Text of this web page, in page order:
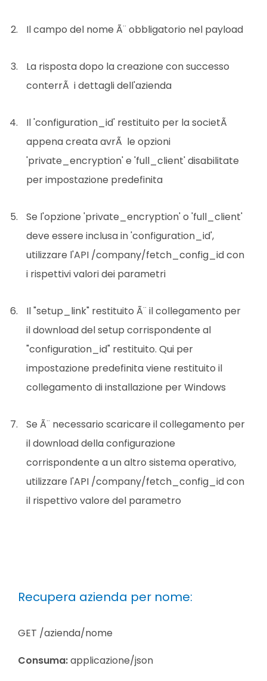
Il campo del nome Ã¨ obbligatorio nel payload
La risposta dopo la creazione con successo
conterrÃ i dettagli dell'azienda
Il 'configuration_id' restituito per la societÃ
appena creata avrÃ le opzioni
'private_encryption' e 'full_client' disabilitate
per impostazione predefinita
Se l'opzione 'private_encryption' o 'full_client'
deve essere inclusa in 'configuration_id',
utilizzare l'API /company/fetch_config_id con
i rispettivi valori dei parametri
Il "setup_link" restituito Ã¨ il collegamento per
il download del setup corrispondente al
"configuration_id" restituito. Qui per
impostazione predefinita viene restituito il
collegamento di installazione per Windows
Se Ã¨ necessario scaricare il collegamento per
il download della configurazione
corrispondente a un altro sistema operativo,
utilizzare l'API /company/fetch_config_id con
il rispettivo valore del parametro
Recupera azienda per nome:
GET /azienda/nome
Consuma:applicazione/json